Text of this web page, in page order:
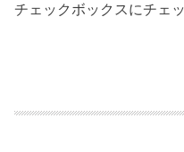
チェックボックスにチェ